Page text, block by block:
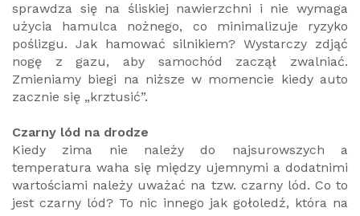
sprawdza się na śliskiej nawierzchni i nie wymaga
użycia hamulca nożnego, co minimalizuje ryzyko
poślizgu. Jak hamować silnikiem? Wystarczy zdjąć
nogę z gazu, aby samochód zaczął zwalniać.
Zmieniamy biegi na niższe w momencie kiedy auto
zacznie się „krztusić”.
Czarny lód na drodze
Kiedy zima nie należy do najsurowszych a
temperatura waha się między ujemnymi a dodatnimi
wartościami należy uważać na tzw. czarny lód. Co to
jest czarny lód? To nic innego jak gołoledź, która na